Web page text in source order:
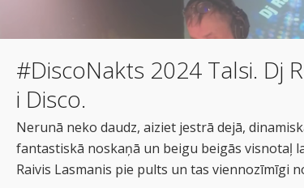
#DiscoNakts 2024 Talsi. Dj
i Disco.
Nerunā neko daudz, aiziet jestrā dejā,
fantastiskā noskaņā un beigu beigās visnotaļ
Raivis Lasmanis pie pults un tas viennozīmīgi